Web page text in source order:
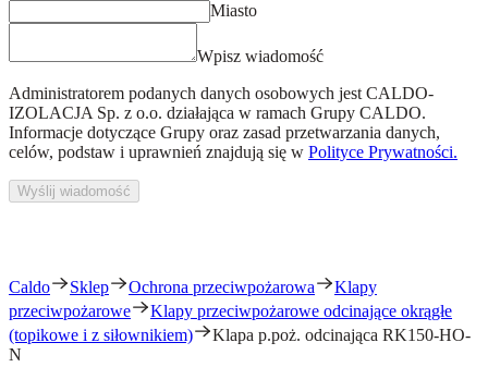
Miasto
Wpisz wiadomość
Administratorem podanych danych osobowych jest CALDO-
IZOLACJA Sp. z o.o. działająca w ramach Grupy CALDO.
Informacje dotyczące Grupy oraz zasad przetwarzania danych,
celów, podstaw i uprawnień znajdują się w Polityce Prywatności.
Wyślij wiadomość
Caldo Sklep Ochrona przeciwpożarowa
Klapy
przeciwpożarowe
Klapy przeciwpożarowe odcinające okrągłe
(topikowe i z siłownikiem)
Klapa p.poż. odcinająca RK150-HO-
N